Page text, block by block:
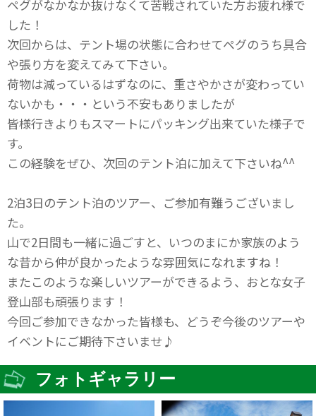
ペグがなかなか抜けなくて苦戦されていた方お疲れ様で
した！
次回からは、テント場の状態に合わせてペグのうち具合
や張り方を変えてみて下さい。
荷物は減っているはずなのに、重さやかさが変わってい
ないかも・・・という不安もありましたが
皆様行きよりもスマートにパッキング出来ていた様子で
す。
この経験をぜひ、次回のテント泊に加えて下さいね^^
2泊3日のテント泊のツアー、ご参加有難うございまし
た。
山で2日間も一緒に過ごすと、いつのまにか家族のよう
な昔から仲が良かったような雰囲気になれますね！
またこのような楽しいツアーができるよう、おとな女子
登山部も頑張ります！
今回ご参加できなかった皆様も、どうぞ今後のツアーや
イベントにご期待下さいませ♪
フォトギャラリー